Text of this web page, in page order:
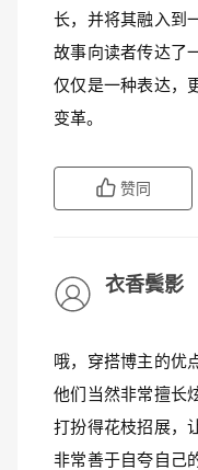
长，并将其融入到
故事向读者传达了
仅仅是一种表达，
变革。
赞同
衣香鬓影
哦，穿搭博主的优
他们当然非常擅长
打扮得花枝招展，
非常善于自夸自己